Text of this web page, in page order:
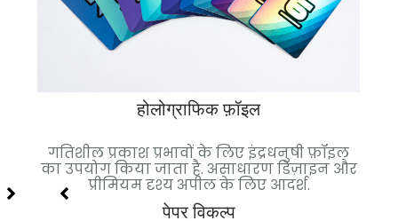
होलोग्राफिक फ़ॉइल
गतिशील प्रकाश प्रभावों के लिए इंद्रधनुषी फ़ॉइल
का उपयोग किया जाता है. असाधारण डिज़ाइन और
प्रीमियम दृश्य अपील के लिए आदर्श.
पेपर विकल्प